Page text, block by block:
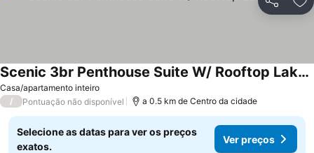
Partilhar
Casa/apartamento inteiro
Scenic 3br Penthouse Suite W/ Rooftop Lake View
/ Pontuação não disponível a 0.5 km de Centro da cidade
Selecione as datas para ver os preços
exatos.
Ver preços